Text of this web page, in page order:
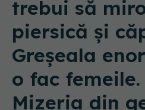
trebui să
piersică și
Greșeala
o fac
Mizeria din